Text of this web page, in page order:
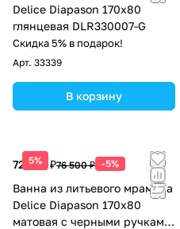
Delice Diapason 170х80
глянцевая DLR330007-G
Скидка 5% в подарок!
Арт. 33339
В корзину
5%
72 675 ₽76 500 ₽ -5%
Ванна из литьевого мрамора
Delice Diapason 170х80
матовая с черными ручками